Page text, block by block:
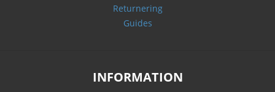
Returnering
Guides
INFORMATION